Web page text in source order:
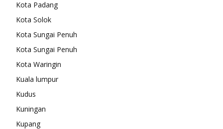
Kota Padang
Kota Solok
Kota Sungai Penuh
Kota Sungai Penuh
Kota Waringin
Kuala lumpur
Kudus
Kuningan
Kupang